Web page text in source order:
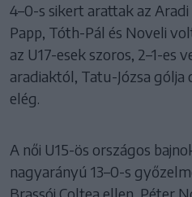
4–0-s sikert arattak az Aradi
Papp, Tóth-Pál és Noveli
az U17-esek szoros, 2–1-es
aradiaktól, Tatu-Józsa gólja
elég.
A női U15-ös országos
nagyarányú 13–0-s